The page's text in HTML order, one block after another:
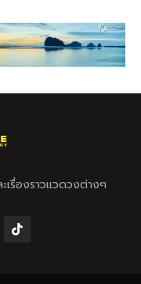
เรื่องราวแวดวงต่างๆ